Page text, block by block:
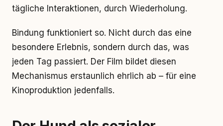
tägliche Interaktionen, durch Wiederholung.
Bindung funktioniert so. Nicht durch das eine
besondere Erlebnis, sondern durch das, was
jeden Tag passiert. Der Film bildet diesen
Mechanismus erstaunlich ehrlich ab – für eine
Kinoproduktion jedenfalls.